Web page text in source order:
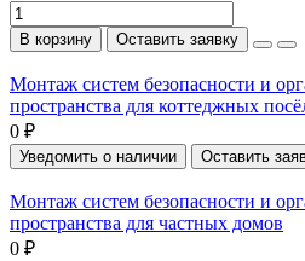
В корзину Оставить заявку
Монтаж систем безопасности и
пространства для коттеджных
0 ₽
Уведомить о наличии Оставить
Монтаж систем безопасности и
пространства для частных домов
0 ₽